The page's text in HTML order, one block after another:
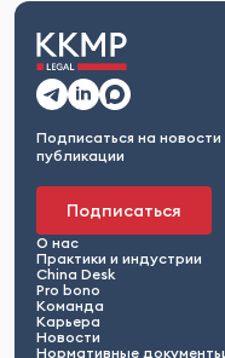
Подписаться на новости
публикации
Подписаться
О нас
Практики и индустрии
China Desk
Pro bono
Команда
Карьера
Новости
Нормативные документы